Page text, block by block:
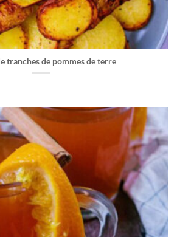
tranches de pommes de terre